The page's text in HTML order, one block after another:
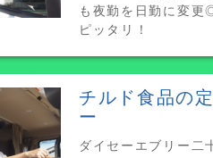
も夜勤を日勤に変更
ピッタリ！
チルド食品の
ー
ダイセーエブリー